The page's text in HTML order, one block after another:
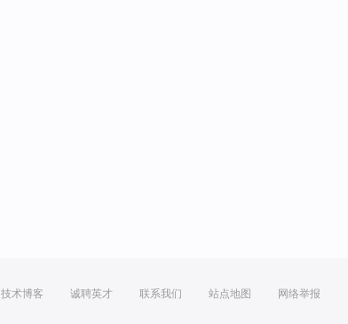
技术博客 诚聘英才 联系我们 站点地图 网络举报